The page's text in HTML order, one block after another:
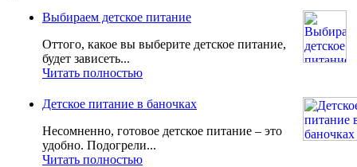
Выбираем детское питание
Оттого, какое вы выберите детское питание,
будет зависеть...
Читать полностью
Детское питание в баночках
Несомненно, готовое детское питание – это
удобно. Подогрели...
Читать полностью